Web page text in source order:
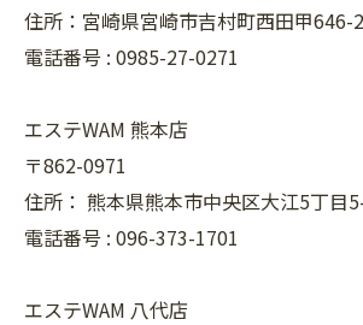
住所：宮崎県宮崎市吉村町西田甲646-2
電話番号 : 0985-27-0271
エステWAM 熊本店
〒862-0971
住所： 熊本県熊本市中央区大江5丁目
電話番号 : 096-373-1701
エステWAM 八代店